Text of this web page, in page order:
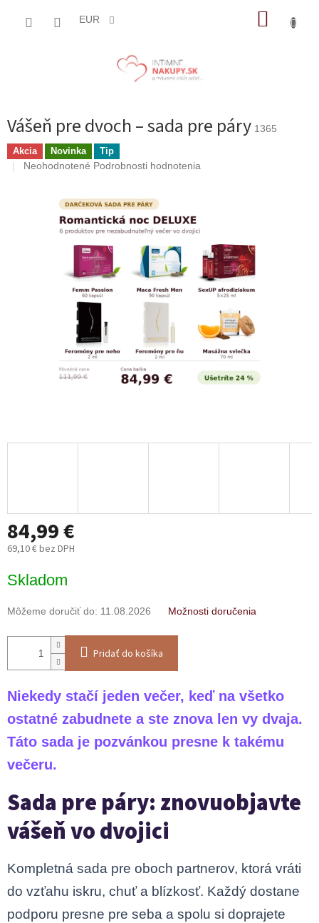
EUR
Vášeň pre dvoch – sada pre páry 1365
Akcia Novinka Tip
Priemerné
Neohodnotené Podrobnosti hodnotenia
84,99 €
69,10 € bez DPH
cena:
Skladom
Môžeme doručiť do: 11.08.2026 Možnosti doručenia
Pridať do košíka
Niekedy stačí jeden večer, keď na všetko
ostatné zabudnete a ste znova len vy dvaja.
Táto sada je pozvánkou presne k takému
večeru.
Sada pre páry: znovuobjavte
vášeň vo dvojici
Kompletná sada pre oboch partnerov, ktorá vráti
do vzťahu iskru, chuť a blízkosť. Každý dostane
podporu presne pre seba a spolu si doprajete